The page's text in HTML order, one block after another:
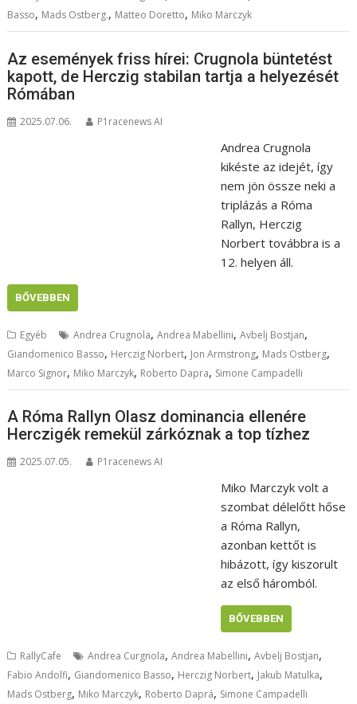
Basso, Mads Ostberg., Matteo Doretto, Miko Marczyk
Az események friss hírei: Crugnola büntetést
kapott, de Herczig stabilan tartja a helyezését
Rómában
2025.07.06. P1racenews AI
Andrea Crugnola
kikéste az idejét, így
nem jön össze neki a
triplázás a Róma
Rallyn, Herczig
Norbert továbbra is a
12. helyen áll.
BŐVEBBEN
Egyéb Andrea Crugnola,Andrea Mabellini,Avbelj Bostjan,
Giandomenico Basso, Herczig Norbert, Jon Armstrong, Mads Ostberg,
Marco Signor, Miko Marczyk, Roberto Dapra, Simone Campadelli
A Róma Rallyn Olasz dominancia ellenére
Herczigék remekül zárkóznak a top tízhez
2025.07.05. P1racenews AI
Miko Marczyk volt a
szombat délelőtt hőse
a Róma Rallyn,
azonban kettőt is
hibázott, így kiszorult
az első háromból.
BŐVEBBEN
RallyCafe Andrea Curgnola,Andrea Mabellini,Avbelj Bostjan,
Fabio Andolfi, Giandomenico Basso, Herczig Norbert, Jakub Matulka,
Mads Ostberg, Miko Marczyk, Roberto Daprá, Simone Campadelli